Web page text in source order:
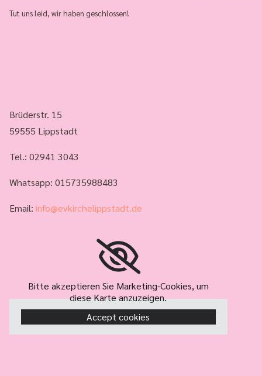
Tut uns leid, wir haben geschlossen!
Brüderstr. 15
59555 Lippstadt
Tel.: 02941 3043
Whatsapp: 015735988483
Email: info@evkirchelippstadt.de
Bitte akzeptieren Sie Marketing-Cookies, um
diese Karte anzuzeigen.
Accept cookies